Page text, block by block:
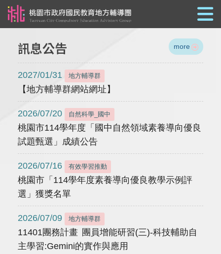
訊息公告 more
2027/01/31 地方輔導群
【地方輔導群網站網址】
2026/07/20 自然科學_國中
桃園市114學年度「國中自然領域素養導向優良
試題甄選」成績公告
2026/07/16 有效學習推動
桃園市「114學年度素養導向優良教學示例評
選」獲獎名單
2026/07/09 地方輔導群
11401團務計畫 團員增能研習(三)-科技輔助自
主學習:Gemini的實作與應用